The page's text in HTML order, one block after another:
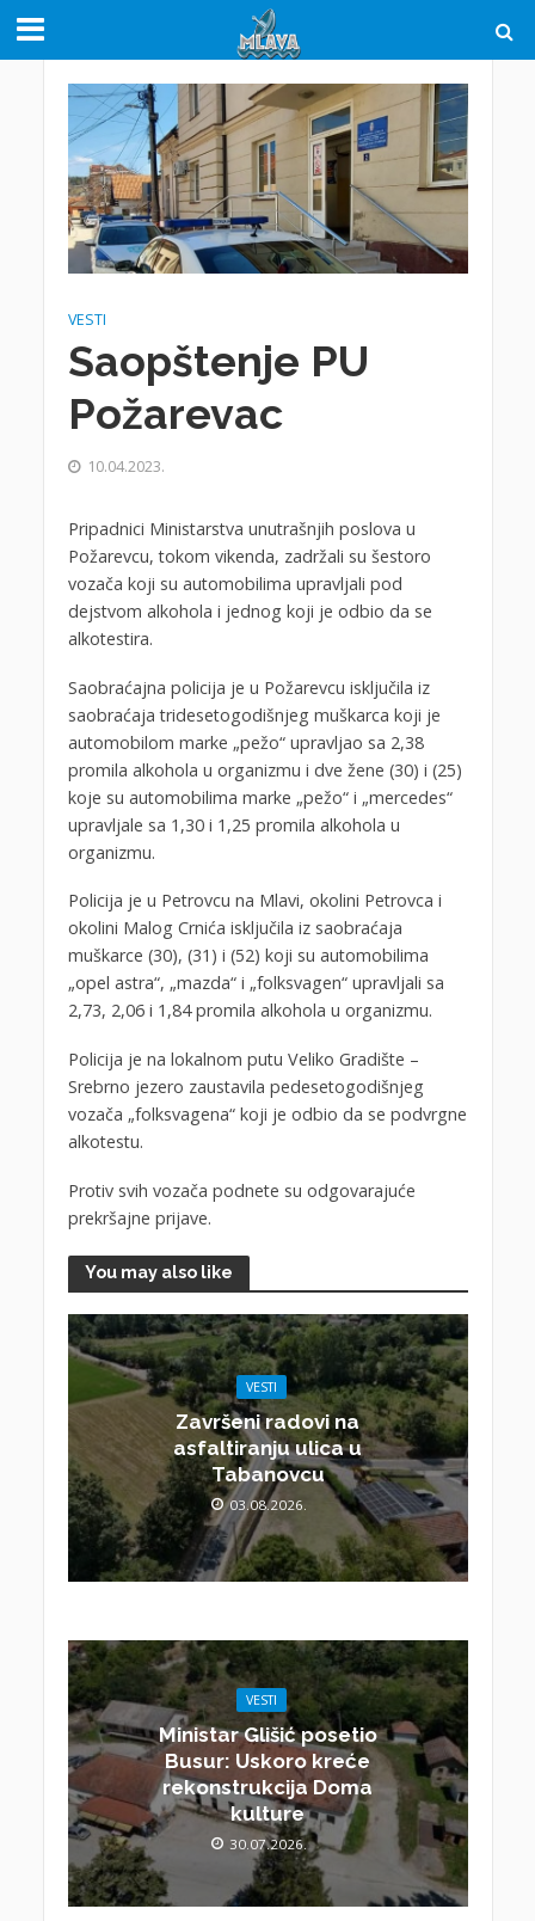
VESTI
Saopštenje PU
Požarevac
10.04.2023.
Pripadnici Ministarstva unutrašnjih poslova u
Požarevcu, tokom vikenda, zadržali su šestoro
vozača koji su automobilima upravljali pod
dejstvom alkohola i jednog koji je odbio da se
alkotestira.
Saobraćajna policija je u Požarevcu isključila iz
saobraćaja tridesetogodišnjeg muškarca koji je
automobilom marke „pežo“ upravljao sa 2,38
promila alkohola u organizmu i dve žene (30) i (25)
koje su automobilima marke „pežo“ i „mercedes“
upravljale sa 1,30 i 1,25 promila alkohola u
organizmu.
Policija je u Petrovcu na Mlavi, okolini Petrovca i
okolini Malog Crnića isključila iz saobraćaja
muškarce (30), (31) i (52) koji su automobilima
„opel astra“, „mazda“ i „folksvagen“ upravljali sa
2,73, 2,06 i 1,84 promila alkohola u organizmu.
Policija je na lokalnom putu Veliko Gradište –
Srebrno jezero zaustavila pedesetogodišnjeg
vozača „folksvagena“ koji je odbio da se podvrgne
alkotestu.
Protiv svih vozača podnete su odgovarajuće
prekršajne prijave.
You may also like
VESTI
Završeni radovi na
asfaltiranju ulica u
Tabanovcu
03.08.2026.
VESTI
Ministar Glišić posetio
Busur: Uskoro kreće
rekonstrukcija Doma
kulture
30.07.2026.